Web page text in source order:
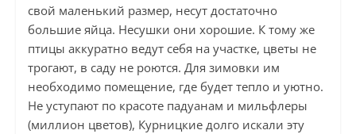
свой маленький размер, несут достаточно
большие яйца. Несушки они хорошие. К тому же
птицы аккуратно ведут себя на участке, цветы не
трогают, в саду не роются. Для зимовки им
необходимо помещение, где будет тепло и уютно.
Не уступают по красоте падуанам и мильфлеры
(миллион цветов), Курницкие долго искали эту